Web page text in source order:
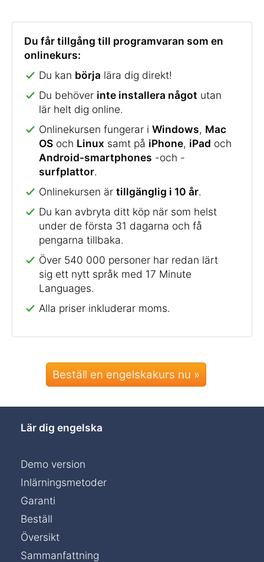
Du får tillgång till programvaran som en
onlinekurs:
Du kan börja lära dig direkt!
Du behöver inte installera något utan
lär helt dig online.
Onlinekursen fungerar i Windows, Mac
OS och Linux samt på iPhone, iPad och
Android-smartphones -och -
surfplattor.
Onlinekursen är tillgänglig i 10 år.
Du kan avbryta ditt köp när som helst
under de första 31 dagarna och få
pengarna tillbaka.
Över 540 000 personer har redan lärt
sig ett nytt språk med 17 Minute
Languages.
Alla priser inkluderar moms.
Beställ en engelskakurs nu »
Lär dig engelska
Demo version
Inlärningsmetoder
Garanti
Beställ
Översikt
Sammanfattning